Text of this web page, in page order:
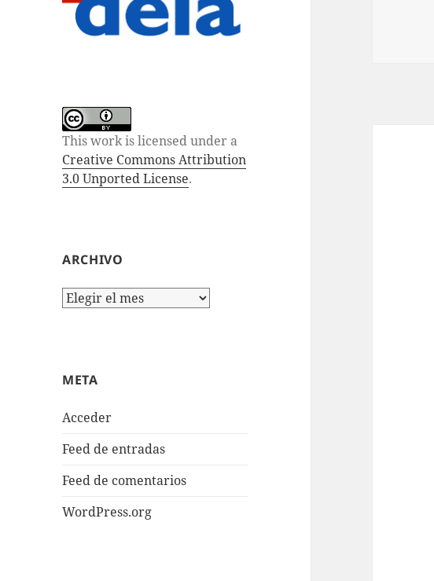
This work is licensed under a
Creative Commons Attribution
3.0 Unported License.
ARCHIVO
Archivo
META
Acceder
Feed de entradas
Feed de comentarios
WordPress.org